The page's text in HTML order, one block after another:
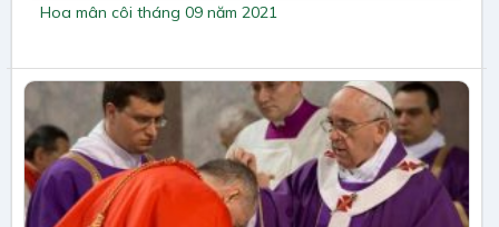
Hoa mân côi tháng 09 năm 2021